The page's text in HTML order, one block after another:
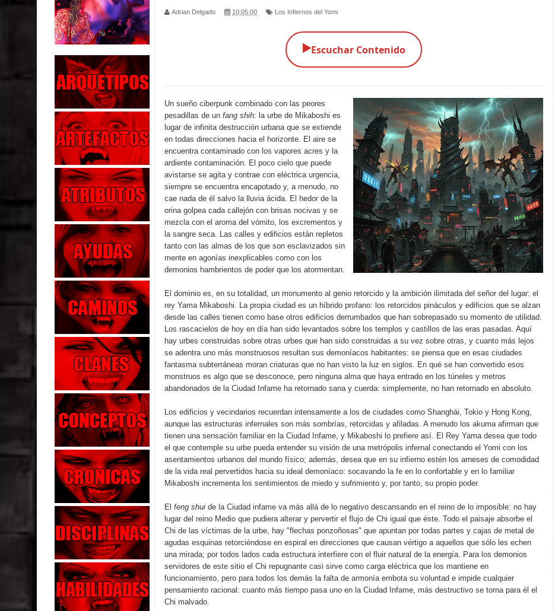
Parte 04: Oídos Sordos
Parte 03: La Traición
Parte 02: Vuelve el Hijo Prodigo
Parte 01: El Comienzo
Parte 01: El Enemigo Interior
Exaltados y Muertos Vivientes
Los Muertos se Levantan (Relato)
Los Monstruos más Buscados
Parte 09: Los Muertos Cuentan Cuentos
Adrian Delgado 10:05:00 Los Infiernos del Yomi
▶️Escuchar Contenido
Un sueño ciberpunk combinado con las peores
pesadillas de un fang shih: la urbe de Mikaboshi es
lugar de infinita destrucción urbana que se extiende
en todas direcciones hacia el horizonte. El aire se
encuentra contaminado con los vapores acres y la
ardiente contaminación. El poco cielo que puede
avistarse se agita y contrae con eléctrica urgencia,
siempre se encuentra encapotado y, a menudo, no
cae nada de él salvo la lluvia ácida. El hedor de la
orina golpea cada callejón con brisas nocivas y se
mezcla con el aroma del vómito, los excrementos y
la sangre seca. Las calles y edificios están repletos
tanto con las almas de los que son esclavizados sin
mente en agonías inexplicables como con los
demonios hambrientos de poder que los atormentan.
El dominio es, en su totalidad, un monumento al genio retorcido y la ambición ilimitada del señor del lugar: el
rey Yama Mikaboshi. La propia ciudad es un híbrido profano: los retorcidos pináculos y edificios que se alzan
desde las calles tienen como base otros edificios derrumbados que han sobrepasado su momento de utilidad.
Los rascacielos de hoy en día han sido levantados sobre los templos y castillos de las eras pasadas. Aquí
hay urbes construidas sobre otras urbes que han sido construidas a su vez sobre otras, y cuanto más lejos
se adentra uno más monstruosos resultan sus demoníacos habitantes: se piensa que en esas ciudades
fantasma subterráneas moran criaturas que no han visto la luz en siglos. En qué se han convertido esos
monstruos es algo que se desconoce, pero ninguna alma que haya entrado en los túneles y metros
abandonados de la Ciudad Infame ha retornado sana y cuerda: simplemente, no han retornado en absoluto.
Los edificios y vecindarios recuerdan intensamente a los de ciudades como Shanghái, Tokio y Hong Kong,
aunque las estructuras infernales son más sombrías, retorcidas y afiladas. A menudo los akuma afirman que
tienen una sensación familiar en la Ciudad Infame, y Mikaboshi lo prefiere así. El Rey Yama desea que todo
el que contemple su urbe pueda entender su visión de una metrópolis infernal conectando el Yomi con los
asentamientos urbanos del mundo físico; además, desea que en su infierno estén los arneses de comodidad
de la vida real pervertidos hacia su ideal demoníaco: socavando la fe en lo confortable y en lo familiar
Mikaboshi incrementa los sentimientos de miedo y sufrimiento y, por tanto, su propio poder.
El feng shui de la Ciudad infame va más allá de lo negativo descansando en el reino de lo imposible: no hay
lugar del reino Medio que pudiera alterar y pervertir el flujo de Chi igual que éste. Todo el paisaje absorbe el
Chi de las víctimas de la urbe, hay "flechas ponzoñosas" que apuntan por todas partes y cajas de metal de
agudas esquinas retorciéndose en espiral en direcciones que causan vértigo a aquellos que sólo les echen
una mirada; por todos lados cada estructura interfiere con el fluir natural de la energía. Para los demonios
servidores de este sitio el Chi repugnante casi sirve como carga eléctrica que los mantiene en
funcionamiento, pero para todos los demás la falta de armonía embota su voluntad e impide cualquier
pensamiento racional: cuanto más tiempo pasa uno en la Ciudad Infame, más destructivo se torna para él el
Chi malvado.